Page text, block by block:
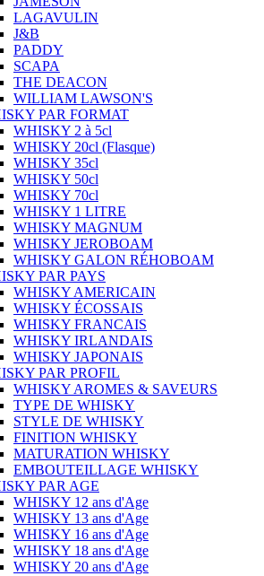
LAGAVULIN
J&B
PADDY
SCAPA
THE DEACON
WILLIAM LAWSON'S
PAR FORMAT
WHISKY 2 à 5cl
WHISKY 20cl (Flasque)
WHISKY 35cl
WHISKY 50cl
WHISKY 70cl
WHISKY 1 LITRE
WHISKY MAGNUM
WHISKY JEROBOAM
WHISKY GALON RÉHOBOAM
PAR PAYS
WHISKY AMERICAIN
WHISKY ÉCOSSAIS
WHISKY FRANCAIS
WHISKY IRLANDAIS
WHISKY JAPONAIS
PAR PROFIL
WHISKY AROMES & SAVEURS
TYPE DE WHISKY
STYLE DE WHISKY
FINITION WHISKY
MATURATION WHISKY
EMBOUTEILLAGE WHISKY
PAR AGE
WHISKY 12 ans d'Age
WHISKY 13 ans d'Age
WHISKY 16 ans d'Age
WHISKY 18 ans d'Age
WHISKY 20 ans d'Age